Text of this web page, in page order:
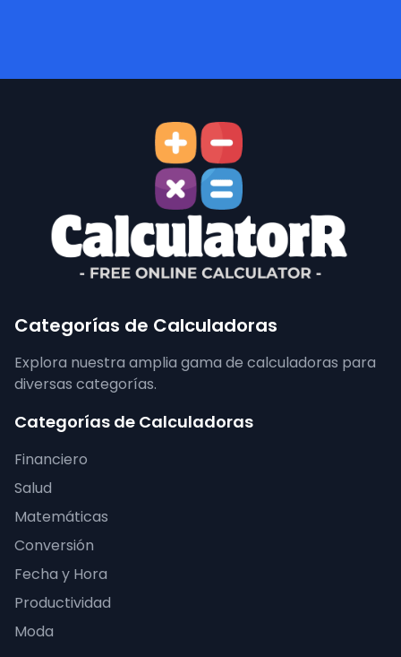
Categorías de Calculadoras
Explora nuestra amplia gama de calculadoras para
diversas categorías.
Categorías de Calculadoras
Financiero
Salud
Matemáticas
Conversión
Fecha y Hora
Productividad
Moda